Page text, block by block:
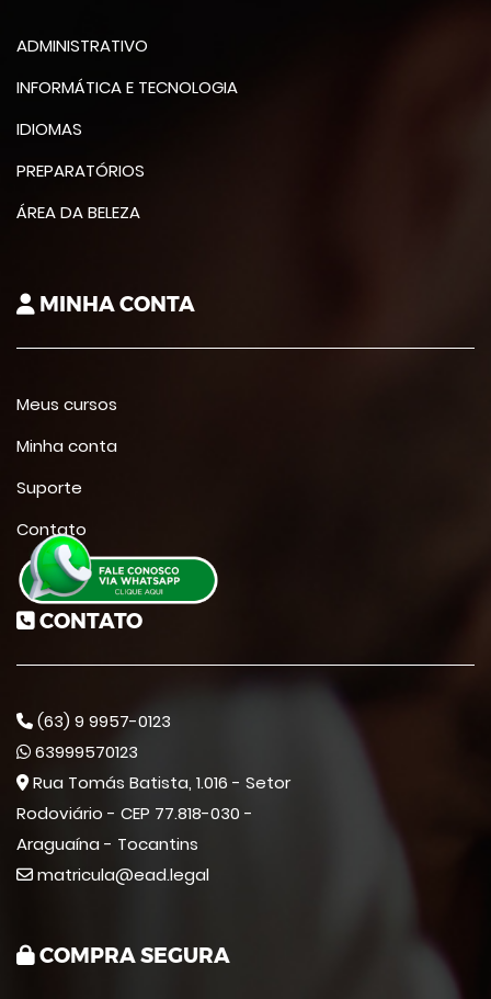
ADMINISTRATIVO
INFORMÁTICA E TECNOLOGIA
IDIOMAS
PREPARATÓRIOS
ÁREA DA BELEZA
MINHA CONTA
Meus cursos
Minha conta
Suporte
Contato
CONTATO
(63) 9 9957-0123
63999570123
Rua Tomás Batista, 1.016 - Setor
Rodoviário - CEP 77.818-030 -
Araguaína - Tocantins
matricula@ead.legal
COMPRA SEGURA